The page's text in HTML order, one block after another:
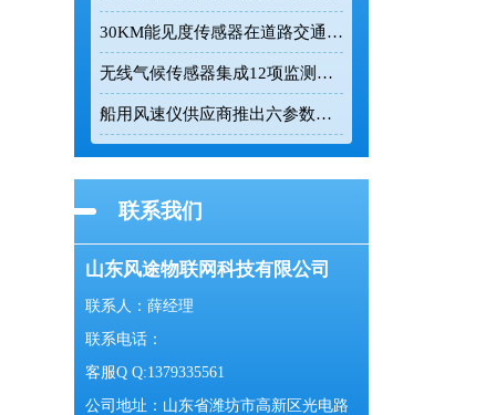
30KM能见度传感器在道路交通与气象监测中的应用
无线气候传感器集成12项监测参数实现24小时连续在线监测
船用风速仪供应商推出六参数一体式气象监测设备
联系我们
山东风途物联网科技有限公司
联系人：薛经理
联系电话：
客服Q Q:1379335561
公司地址：山东省潍坊市高新区光电路